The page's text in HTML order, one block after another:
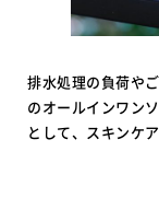
排水処理の負荷や
のオールインワン
として、スキンケ